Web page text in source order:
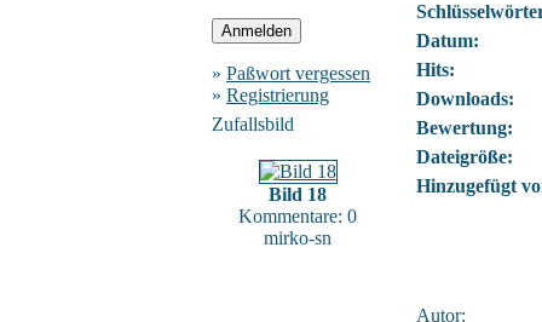
» Paßwort vergessen
» Registrierung
Zufallsbild
Bild 18
Kommentare: 0
mirko-sn
Datum:
Hits:
Downloads:
Bewertung:
Dateigröße:
Hinzugefügt
Autor: